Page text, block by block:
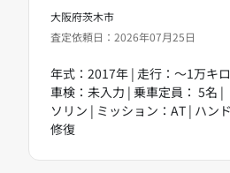
大阪府茨木市
査定依頼日：2026年07月25日
年式：2017年 | 走行：～1万キ
車検：未入力 | 乗車定員： 5名 |
ソリン | ミッション：AT | ハン
修復